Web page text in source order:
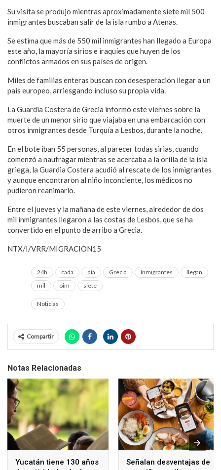
Su visita se produjo mientras aproximadamente siete mil 500
inmigrantes buscaban salir de la isla rumbo a Atenas.
Se estima que más de 550 mil inmigrantes han llegado a Europa
este año, la mayoría sirios e iraquíes que huyen de los
conflictos armados en sus países de origen.
Miles de familias enteras buscan con desesperación llegar a un
país europeo, arriesgando incluso su propia vida.
La Guardia Costera de Grecia informó este viernes sobre la
muerte de un menor sirio que viajaba en una embarcación con
otros inmigrantes desde Turquía a Lesbos, durante la noche.
En el bote iban 55 personas, al parecer todas sirias, cuando
comenzó a naufragar mientras se acercaba a la orilla de la isla
griega, la Guardia Costera acudió al rescate de los inmigrantes
y aunque encontraron al niño inconciente, los médicos no
pudieron reanimarlo.
Entre el jueves y la mañana de este viernes, alrededor de dos
mil inmigrantes llegaron a las costas de Lesbos, que se ha
convertido en el punto de arribo a Grecia.
NTX/I/VRR/MIGRACION15
24h cada día Grecia Inmigrantes
llegan
mil
oim siete
Noticias
Compartir
Notas Relacionadas
Yucatán tiene 130 años
Señalan desventajas de